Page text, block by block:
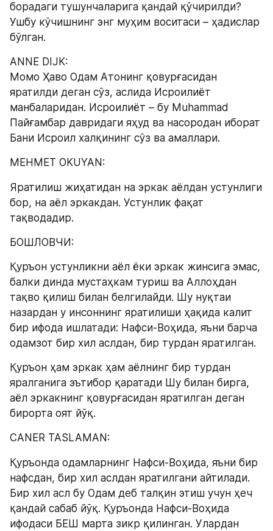
борадаги тушунчаларига қандай қўчирилди?
Ушбу кўчишнинг энг муҳим воситаси – ҳадислар
бўлган.
ANNE DIJK:
Момо Ҳаво Одам Атонинг қовурғасидан
яратилди деган сўз, аслида Исроилиёт
манбаларидан. Исроилиёт – бу Muhammad
Пайғамбар давридаги яҳуд ва насородан иборат
Бани Исроил халқининг сўз ва амаллари.
MEHMET OKUYAN:
Яратилиш жиҳатидан на эркак аёлдан устунлиги
бор, на аёл эркакдан. Устунлик фақат
тақводадир.
БОШЛОВЧИ:
Қуръон устунликни аёл ёки эркак жинсига эмас,
балки динда мустаҳкам туриш ва Аллоҳдан
тақво қилиш билан белгилайди. Шу нуқтаи
назардан у инсоннинг яратилиши ҳақида калит
бир ифода ишлатади: Нафси-Воҳида, яъни барча
одамзот бир хил аслдан, бир турдан яратилган.
Қуръон ҳам эркак ҳам аёлнинг бир турдан
яралганига эътибор қаратади Шу билан бирга,
аёл эркакнинг қовурғасидан яратилган деган
бирорта оят йўқ.
CANER TASLAMAN:
Қуръонда одамларнинг Нафси-Воҳида, яъни бир
нафсдан, бир хил аслдан яратилгани айтилади.
Бир хил асл бу Одам деб талқин этиш учун ҳеч
қандай сабаб йўқ. Қуръонда Нафси-Воҳида
ифодаси БЕШ марта зикр қилинган. Улардан